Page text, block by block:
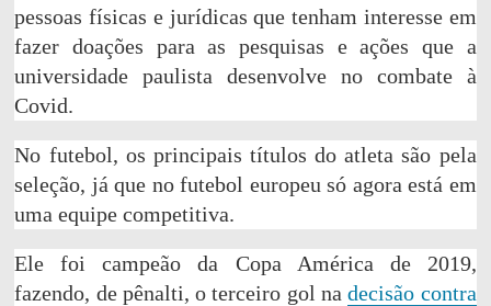
n
d
.
.
pessoas físicas e jurídicas que tenham interesse em
fazer doações para as pesquisas e ações que a
universidade paulista desenvolve no combate à
Covid.
No futebol, os principais títulos do atleta são pela
seleção, já que no futebol europeu só agora está em
uma equipe competitiva.
Ele foi campeão da Copa América de 2019,
fazendo, de pênalti, o terceiro gol nadecisão contra